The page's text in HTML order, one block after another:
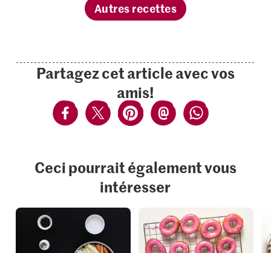
Autres recettes
Partagez cet article avec vos
amis!
Ceci pourrait également vous
intéresser